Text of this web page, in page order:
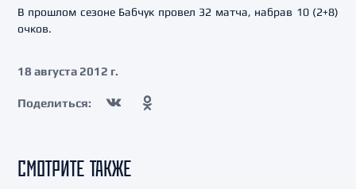
В прошлом сезоне Бабчук провел 32 матча, набрав 10 (2+8)
очков.
18 августа 2012 г.
Поделиться:
СМОТРИТЕ ТАКЖЕ